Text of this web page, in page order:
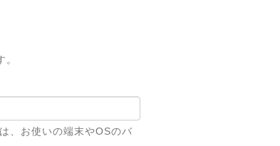
、お使いの端末やOSのバ